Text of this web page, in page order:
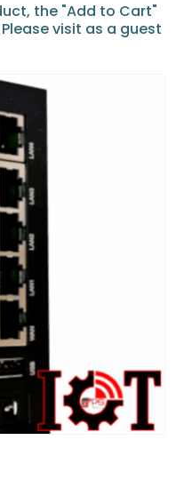
the "Add to Cart"
visit as a guest